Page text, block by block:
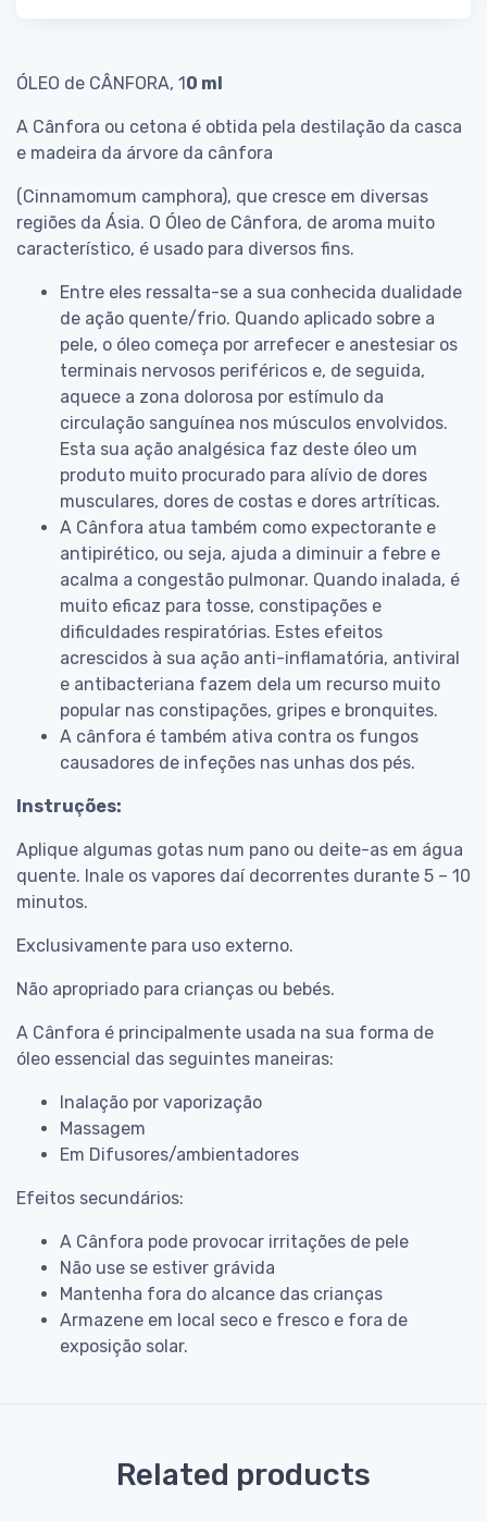
ÓLEO de CÂNFORA, 1 0 ml
A Cânfora ou cetona é obtida pela destilação da casca
e madeira da árvore da cânfora
(Cinnamomum camphora), que cresce em diversas
regiões da Ásia. O Óleo de Cânfora, de aroma muito
característico, é usado para diversos fins.
Entre eles ressalta-se a sua conhecida dualidade
de ação quente/frio. Quando aplicado sobre a
pele, o óleo começa por arrefecer e anestesiar os
terminais nervosos periféricos e, de seguida,
aquece a zona dolorosa por estímulo da
circulação sanguínea nos músculos envolvidos.
Esta sua ação analgésica faz deste óleo um
produto muito procurado para alívio de dores
musculares, dores de costas e dores artríticas.
A Cânfora atua também como expectorante e
antipirético, ou seja, ajuda a diminuir a febre e
acalma a congestão pulmonar. Quando inalada, é
muito eficaz para tosse, constipações e
dificuldades respiratórias. Estes efeitos
acrescidos à sua ação anti-inflamatória, antiviral
e antibacteriana fazem dela um recurso muito
popular nas constipações, gripes e bronquites.
A cânfora é também ativa contra os fungos
causadores de infeções nas unhas dos pés.
Instruções:
Aplique algumas gotas num pano ou deite-as em água
quente. Inale os vapores daí decorrentes durante 5 – 10
minutos.
Exclusivamente para uso externo.
Não apropriado para crianças ou bebés.
A Cânfora é principalmente usada na sua forma de
óleo essencial das seguintes maneiras:
Inalação por vaporização
Massagem
Em Difusores/ambientadores
Efeitos secundários:
A Cânfora pode provocar irritações de pele
Não use se estiver grávida
Mantenha fora do alcance das crianças
Armazene em local seco e fresco e fora de
exposição solar.
Related products